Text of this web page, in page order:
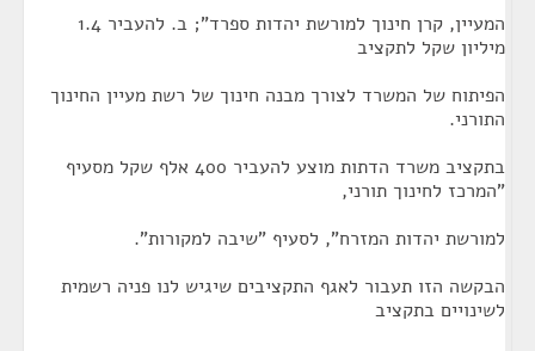
המעיין, קרן חינוך למורשת יהדות ספרד"; ב. להעביר 1.4
מיליון שקל לתקציב
הפיתוח של המשרד לצורך מבנה חינוך של רשת מעיין החינוך
התורני.
בתקציב משרד הדתות מוצע להעביר 400 אלף שקל מסעיף
"המרכז לחינוך תורני,
למורשת יהדות המזרח", לסעיף "שיבה למקורות".
הבקשה הזו תעבור לאגף התקציבים שיגיש לנו פניה רשמית
לשינויים בתקציב